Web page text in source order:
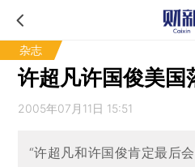
杂志
许超凡许国俊美国
2005年07月11日 15:51
“许超凡和许国俊肯定最后